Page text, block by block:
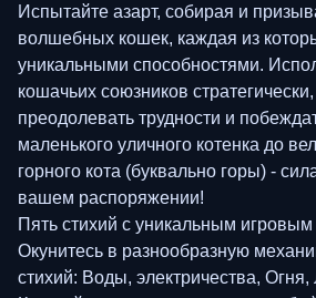
Испытайте азарт, собирая и
волшебных кошек, каждая из
уникальными способностями.
кошачьих союзников
преодолевать трудности и
маленького уличного котенка до
горного кота (буквально горы) -
вашем распоряжении!
Пять стихий с уникальным
Окунитесь в разнообразную
стихий: Воды, электричества,